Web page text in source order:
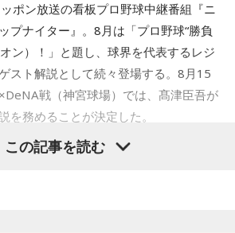
情」を暗示しています。あなたは追い
り大切な誰かを思い浮かべる、利他的
人にやさしくできる、あたたかい心の
分を後回しにしすぎないよう気をつけ
したたかな悪魔」
の存在」を暗示しています。あなたは
何よりまず自分を守り抜く、利己的な
ポン放送の看板プロ野球中継番組『ニ
プナイター』。8月は「プロ野球“勝負
ン）！」と題し、球界を代表するレジ
スト解説として続々登場する。8月15
戦（神宮球場）では、髙津臣吾が
を務めることが決定した。
この記事を読む